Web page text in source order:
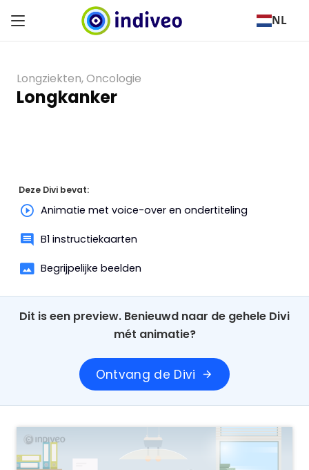
NL
Longziekten,Oncologie
Longkanker
Deze Divi bevat:
Animatie met voice-over en ondertiteling
B1 instructiekaarten
Begrijpelijke beelden
Dit is een preview. Benieuwd naar de gehele Divi
mét animatie?
Ontvang de Divi arrow_forward